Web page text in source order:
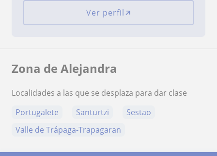
Ver perfil
Zona de Alejandra
Localidades a las que se desplaza para dar clase
Portugalete
Santurtzi
Sestao
Valle de Trápaga-Trapagaran